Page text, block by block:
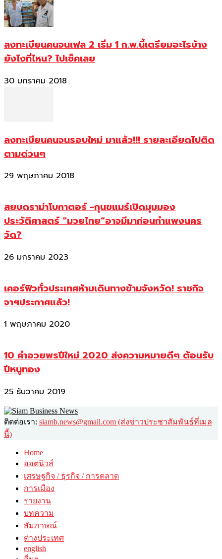
ลงทะเบียนคนจนเฟส 2 เริ่ม 1 ก.พ.นี้เตรียมอะไรบ้าง
ยังไงที่ไหน? ไปเช็คเลย
30 มกราคม 2018
ลงทะเบียนคนจนรอบใหม่ มาแล้ว!!! รายละเอียดไปติด
ตามด่วนๆ
29 พฤษภาคม 2018
สยบดราม่าโบกาตอร์ -กุนขแมร์เปิดมุมมอง
ประวัติศาสตร์ “มวยไทย”อาจมีมาก่อนกำแพงนคร
วัด?
26 มกราคม 2023
เคอร์ฟิวทั่วประเทศห้ามเดินทางข้ามจังหวัด! ราชกิจ
จาฯประกาศแล้ว!
1 พฤษภาคม 2020
10 คำอวยพรปีใหม่ 2020 ส่งความหมายดีๆ ต้อนรับ
ปีหนูทอง
25 ธันวาคม 2019
ติดต่อเรา: siamb.news@gmail.com (ส่งข่าวประชาสัมพันธ์ที่เมล
นี้)
Home
ฮอตนิวส์
เศรษฐกิจ / ธุรกิจ / การตลาด
การเมือง
รายงาน
บทความ
สัมภาษณ์
ต่างประเทศ
english